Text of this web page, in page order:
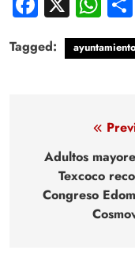
Tagged:
Navegación
de
entradas
Adultos
Texcoco
Congreso